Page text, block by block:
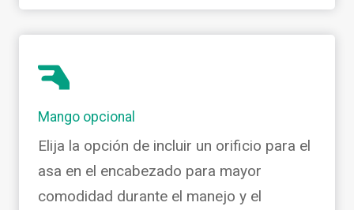
Mango opcional
Elija la opción de incluir un orificio para el
asa en el encabezado para mayor
comodidad durante el manejo y el